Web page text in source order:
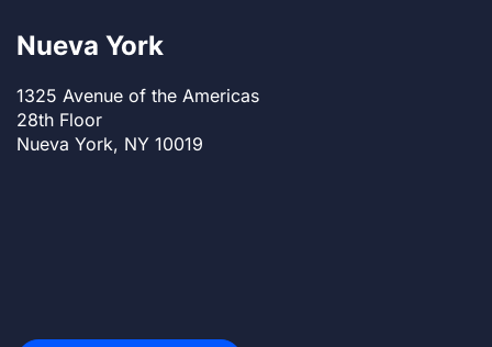
Nueva York
1325 Avenue of the Americas
28th Floor
Nueva York, NY 10019